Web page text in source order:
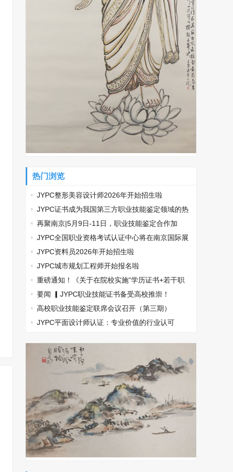
热门浏览
JYPC整形美容设计师2026年开始招生啦
​JYPC证书成为我国第三方职业技能鉴定领域的热
门话题
再聚南京|5月9日-11日，职业技能鉴定合作加
盟，南京国际展览中心见！
JYPC全国职业资格考试认证中心将在南京国际展
览中心举办合作加盟见面会
JYPC资料员2026年开始招生啦
JYPC城市规划工程师开始报名啦
重磅通知！《关于在院校实施“学历证书+若干职
业技能证书”》
要闻 ▎JYPC职业技能证书备受高校推崇！
高校职业技能鉴定联席会议召开（第三期）
JYPC平面设计师认证：专业价值的行业认可